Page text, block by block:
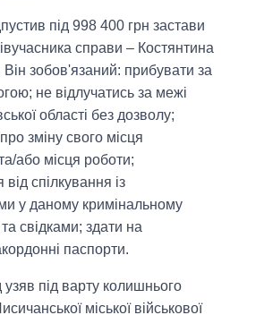
під 998 400 грн застави
справи – Костянтина
Він зобов'язаний: прибувати за
не відлучатись за межі
області без дозволу;
зміну свого місця
або місця роботи;
спілкування із
у даному кримінальному
свідками; здати на
паспорти.
узяв під варту колишнього
міської військової